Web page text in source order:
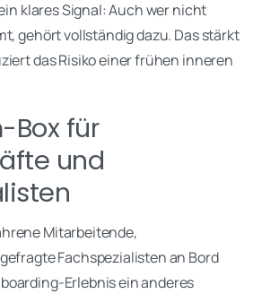
klares Signal: Auch wer nicht
gehört vollständig dazu. Das stärkt
das Risiko einer frühen inneren
Box für
und
Mitarbeitende,
Fachspezialisten an Bord
Erlebnis ein anderes